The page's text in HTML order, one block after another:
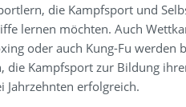
die Kampfsport und
lernen möchten. Auch
oder auch Kung-Fu werden
die Kampfsport zur Bildung
erfolgreich.